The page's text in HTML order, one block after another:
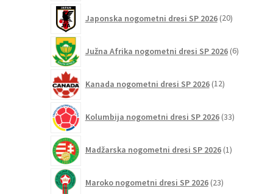
Japonska nogometni dresi SP 2026 20izdelkov
Južna Afrika nogometni dresi SP 2026 6izdelkov
Kanada nogometni dresi SP 2026 12izdelkov
Kolumbija nogometni dresi SP 2026 33izdelkov
Madžarska nogometni dresi SP 2026 1izdelek
Maroko nogometni dresi SP 2026 23izdelkov